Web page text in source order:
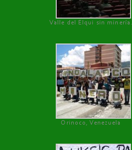
Valle del Elqui sin minería.
Orinoco, Venezuela